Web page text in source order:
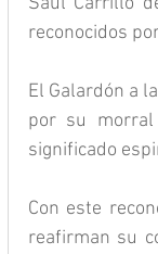
reconocidos
El Galardón a
por su morral
significado
Con este
reafirman su